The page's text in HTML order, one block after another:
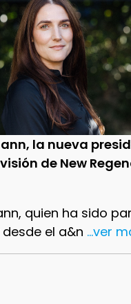
la nueva
de New
quien ha sido
el a&n ...ver